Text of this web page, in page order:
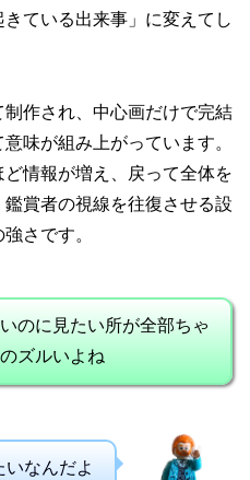
ている出来事」に変えてし
作され、中心画だけで完結
味が組み上がっています。
情報が増え、戻って全体を
賞者の視線を往復させる設
さです。
のに見たい所が全部ちゃ
ズルいよね
なんだよ